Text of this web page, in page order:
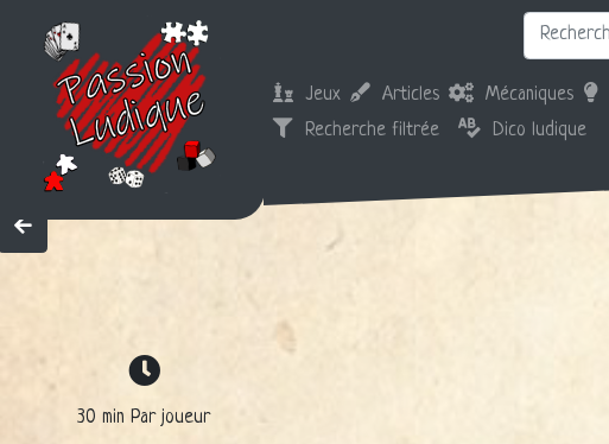
Jeux Articles Mécaniques
Recherche filtrée
Dico ludique
30 min Par joueur